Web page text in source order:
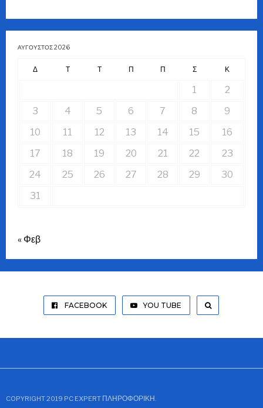
ΑΎΓΟΥΣΤΟΣ 2026
Δ Τ Τ Π Π Σ Κ
1
2
3
4 5 6 7 8
9
10
11 12 13 14 15
16
17
18 19 20 21 22
23
24
25 26 27 28 29
30
31
« Φεβ
FACEBOOK YOU TUBE
COPYRIGHT 2019 PC EXPERT ΠΛΗΡΟΦΟΡΙΚΉ.